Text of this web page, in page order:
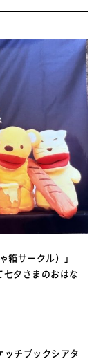
箱サークル）」
夕さまのおはな
チブックシアタ